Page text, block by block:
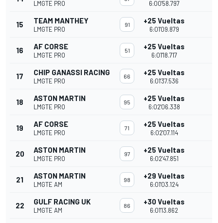
LMGTE PRO 6:00'58.797
15 TEAM MANTHEY
LMGTE PRO
91 +25 Vueltas
6:01'09.879
16 AF CORSE
LMGTE PRO
51 +25 Vueltas
6:01'18.717
17 CHIP GANASSI RACING
LMGTE PRO
66 +25 Vueltas
6:01'37.536
18 ASTON MARTIN
LMGTE PRO
95 +25 Vueltas
6:02'06.338
19 AF CORSE
LMGTE PRO
71 +25 Vueltas
6:02'07.114
20 ASTON MARTIN
LMGTE PRO
97 +25 Vueltas
6:02'47.851
21 ASTON MARTIN
LMGTE AM
98 +29 Vueltas
6:01'03.124
22 GULF RACING UK
LMGTE AM
86 +30 Vueltas
6:01'13.862